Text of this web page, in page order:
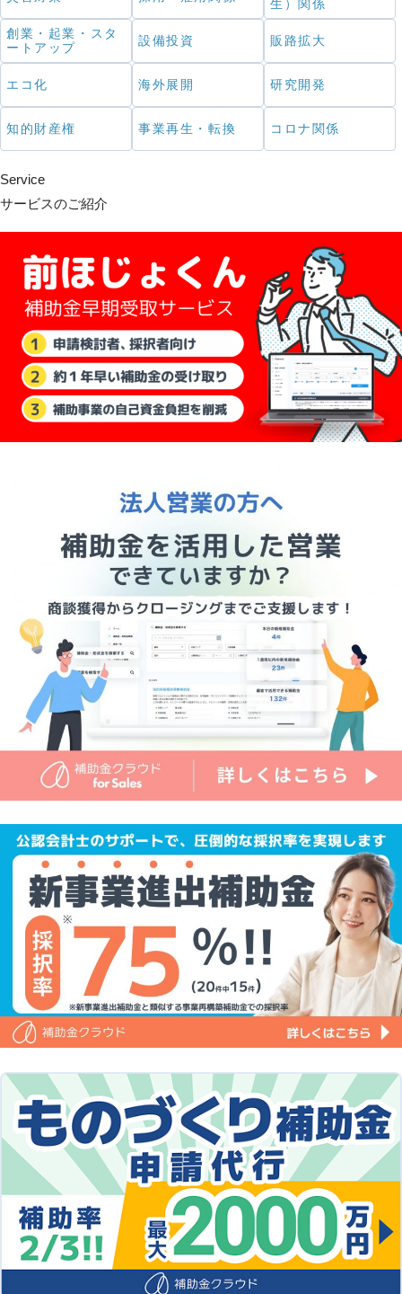
生）関係
創業・起業・スタ
ートアップ
設備投資 販路拡大
エコ化 海外展開 研究開発
知的財産権 事業再生・転換 コロナ関係
Service
サービスのご紹介